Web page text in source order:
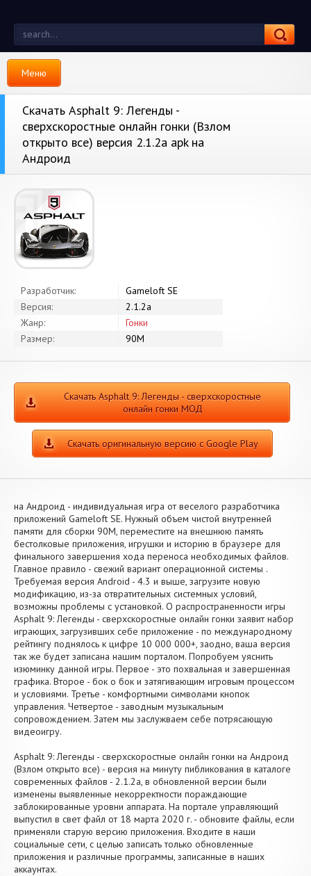
Меню
Скачать Asphalt 9: Легенды -
сверхскоростные онлайн гонки (Взлом
открыто все) версия 2.1.2a apk на
Андроид
Разработчик:
Gameloft SE
Версия:
2.1.2a
Жанр:
Гонки
Размер:
90M
Скачать Asphalt 9: Легенды - сверхскоростные
онлайн гонки МОД
Скачать оригинальную версию с Google Play
на Андроид - индивидуальная игра от веселого разработчика
приложений Gameloft SE. Нужный объем чистой внутренней
памяти для сборки 90M, переместите на внешнюю память
бестолковые приложения, игрушки и историю в браузере для
финального завершения хода переноса необходимых файлов.
Главное правило - свежий вариант операционной системы .
Требуемая версия Android - 4.3 и выше, загрузите новую
модификацию, из-за отвратительных системных условий,
возможны проблемы с установкой. О распространенности игры
Asphalt 9: Легенды - сверхскоростные онлайн гонки заявит набор
играющих, загрузивших себе приложение - по международному
рейтингу поднялось к цифре 10 000 000+, заодно, ваша версия
так же будет записана нашим порталом. Попробуем уяснить
изюминку данной игры. Первое - это похвальная и завершенная
графика. Второе - бок о бок и затягивающим игровым процессом
и условиями. Третье - комфортными символами кнопок
управления. Четвертое - заводным музыкальным
сопровождением. Затем мы заслужваем себе потрясающую
видеоигру.
Asphalt 9: Легенды - сверхскоростные онлайн гонки на Андроид
(Взлом открыто все) - версия на минуту пибликования в каталоге
современных файлов - 2.1.2a, в обновленной версии были
изменены выявленные некорректности пораждающие
заблокированные уровни аппарата. На портале управляющий
выпустил в свет файл от 18 марта 2020 г. - обновите файлы, если
применяли старую версию приложения. Входите в наши
социальные сети, с целью записать только обновленные
приложения и различные программы, записанные в наших
аккаунтах.